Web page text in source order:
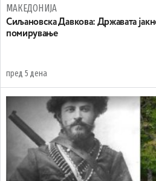
МАКЕДОНИЈА
Сиљановска Давкова: Државата
помирување
пред 5 дена